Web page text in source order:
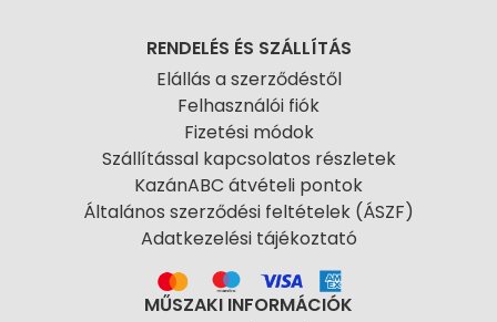
RENDELÉS ÉS SZÁLLÍTÁS
Elállás a szerződéstől
Felhasználói fiók
Fizetési módok
Szállítással kapcsolatos részletek
KazánABC átvételi pontok
Általános szerződési feltételek (ÁSZF)
Adatkezelési tájékoztató
MŰSZAKI INFORMÁCIÓK